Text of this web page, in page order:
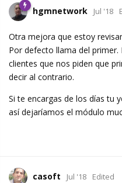
hgmnetwork Jul '18
Otra mejora que estoy
Por defecto llama del
clientes que nos piden que
decir al contrario.
Si te encargas de los días tu
así dejaríamos el módulo
casoft Jul '18 Edited